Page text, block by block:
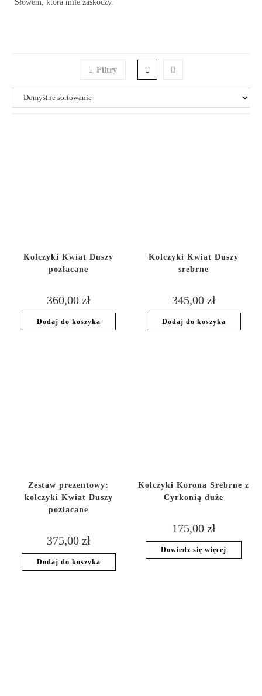
Słowem, która mile zaskoczy.
Filtry
Kolczyki Kwiat Duszy
pozłacane
360,00 zł
Dodaj do koszyka
Kolczyki Kwiat Duszy
srebrne
345,00 zł
Dodaj do koszyka
Zestaw prezentowy:
kolczyki Kwiat Duszy
pozłacane
375,00 zł
Dodaj do koszyka
Kolczyki Korona Srebrne z
Cyrkonią duże
175,00 zł
Dowiedz się więcej